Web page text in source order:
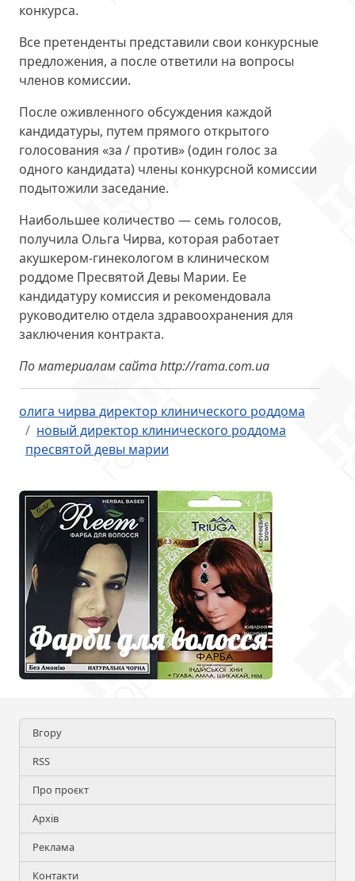
конкурса.
Все претенденты представили свои конкурсные
предложения, а после ответили на вопросы
членов комиссии.
После оживленного обсуждения каждой
кандидатуры, путем прямого открытого
голосования «за / против» (один голос за
одного кандидата) члены конкурсной комиссии
подытожили заседание.
Наибольшее количество — семь голосов,
получила Ольга Чирва, которая работает
акушкером-гинекологом в клиническом
роддоме Пресвятой Девы Марии. Ее
кандидатуру комиссия и рекомендовала
руководителю отдела здравоохранения для
заключения контракта.
По материалам сайта http://rama.com.ua
олига чирва директор клинического роддома
новый директор клинического роддома
пресвятой девы марии
Вгору
RSS
Про проєкт
Архів
Реклама
Контакти